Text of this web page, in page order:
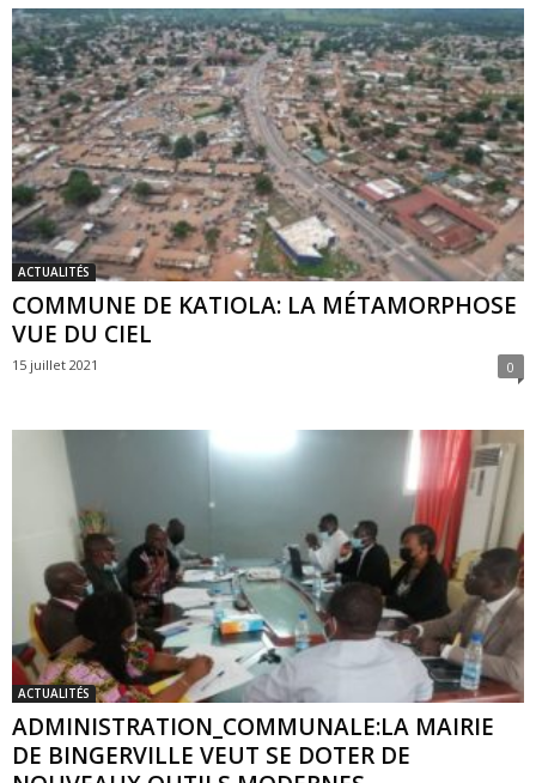
ACTUALITÉS
COMMUNE DE KATIOLA: LA MÉTAMORPHOSE
VUE DU CIEL
15 juillet 2021 0
ACTUALITÉS
ADMINISTRATION_COMMUNALE:LA MAIRIE
DE BINGERVILLE VEUT SE DOTER DE